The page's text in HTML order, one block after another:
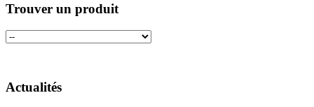
Trouver un produit
Actualités